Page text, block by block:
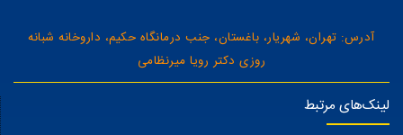
آدرس: تهران، شهریار، باغستان، جنب درمانگاه حکیم، داروخانه شبانه
روزی دکتر رویا میرنظامی
لینک‌های مرتبط